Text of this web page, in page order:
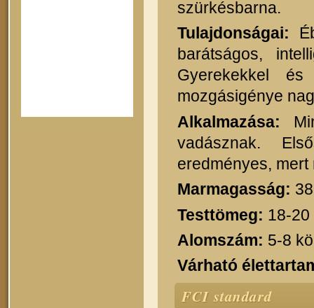
szürkésbarna.
Tulajdonságai:
barátságos,
Gyerekekkel
mozgásigénye
Alkalmazása:
vadásznak.
eredményes,
Marmagasság:
Testtömeg: 18-20
Alomszám: 5-8
Várható
FCI standard